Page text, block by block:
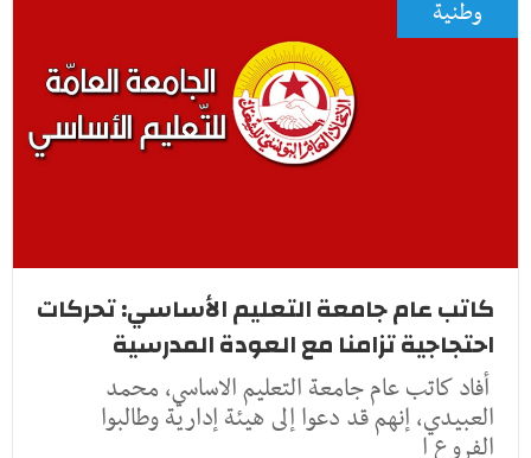
وطنية
كاتب عام جامعة التعليم الأساسي: تحركات
احتجاجية تزامنا مع العودة المدرسية
أفاد كاتب عام جامعة التعليم الاساسي، محمد
العبيدي، إنهم قد دعوا إلى هيئة إدارية وطالبوا
الفروع ا